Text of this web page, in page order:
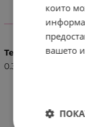
Тегло (кг.)
0.30
които
вашето